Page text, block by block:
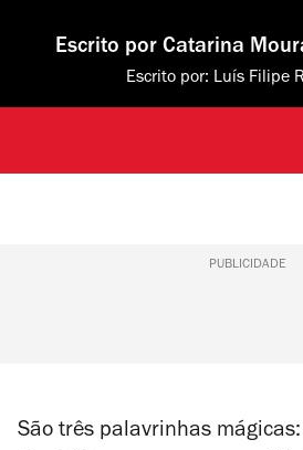
Escrito por Catarina
Escrito por: Luís Filipe
PUBLICIDADE
São três palavrinhas